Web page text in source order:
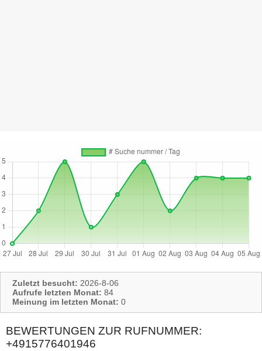
Zuletzt besucht: 2026-8-06
Aufrufe letzten Monat: 84
Meinung im letzten Monat: 0
BEWERTUNGEN ZUR RUFNUMMER:
+4915776401946